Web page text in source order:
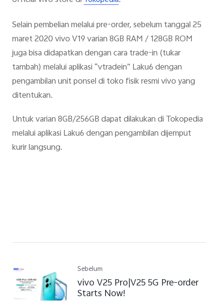
Selain pembelian melalui pre-order, sebelum tanggal 25
maret 2020 vivo V19 varian 8GB RAM / 128GB ROM
juga bisa didapatkan dengan cara trade-in (tukar
tambah) melalui aplikasi “vtradein” Laku6 dengan
pengambilan unit ponsel di toko fisik resmi vivo yang
ditentukan.
Untuk varian 8GB/256GB dapat dilakukan di Tokopedia
melalui aplikasi Laku6 dengan pengambilan dijemput
kurir langsung.
Sebelum
vivo V25 Pro|V25 5G Pre-order
Starts Now!